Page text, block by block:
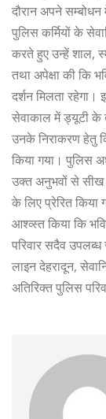
दौरान अपने सम्बोधन
पुलिस कर्मियों के
करते हुए उन्हें शाल,
तथा अपेक्षा की कि
दर्शन मिलता रहेगा।
सेवाकाल में ड्यूटी के
उनके निराकरण हेतु
किया गया। पुलिस
उक्त अनुभवों से सीख
के लिए प्रेरित किया
आश्व्स्त किया कि
परिवार सदैव उपलब्ध
लाइन देहरादून,
अतिरिक्त पुलिस